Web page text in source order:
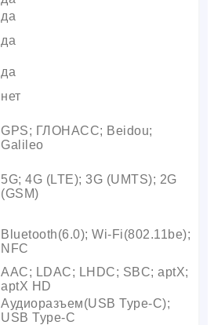
да
да
да
нет
GPS; ГЛОНАСС; Beidou;
Galileo
5G; 4G (LTE); 3G (UMTS); 2G
(GSM)
Bluetooth(6.0); Wi-Fi(802.11be);
NFC
AAC; LDAC; LHDC; SBC; aptX;
aptX HD
Аудиоразъем(USB Type-C);
USB Type-C